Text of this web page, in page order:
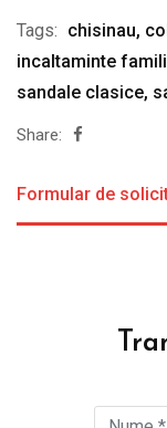
Tags: chisinau,
incaltaminte
sandale clasice,
Share:
Formular de